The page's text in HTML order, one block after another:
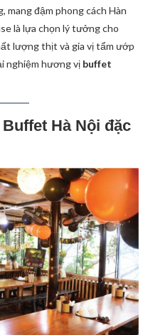
mang đậm phong cách Hàn
là lựa chọn lý tưởng cho
lượng thịt và gia vị tẩm ướp
nghiệm hương vị buffet
Hà Nội đặc